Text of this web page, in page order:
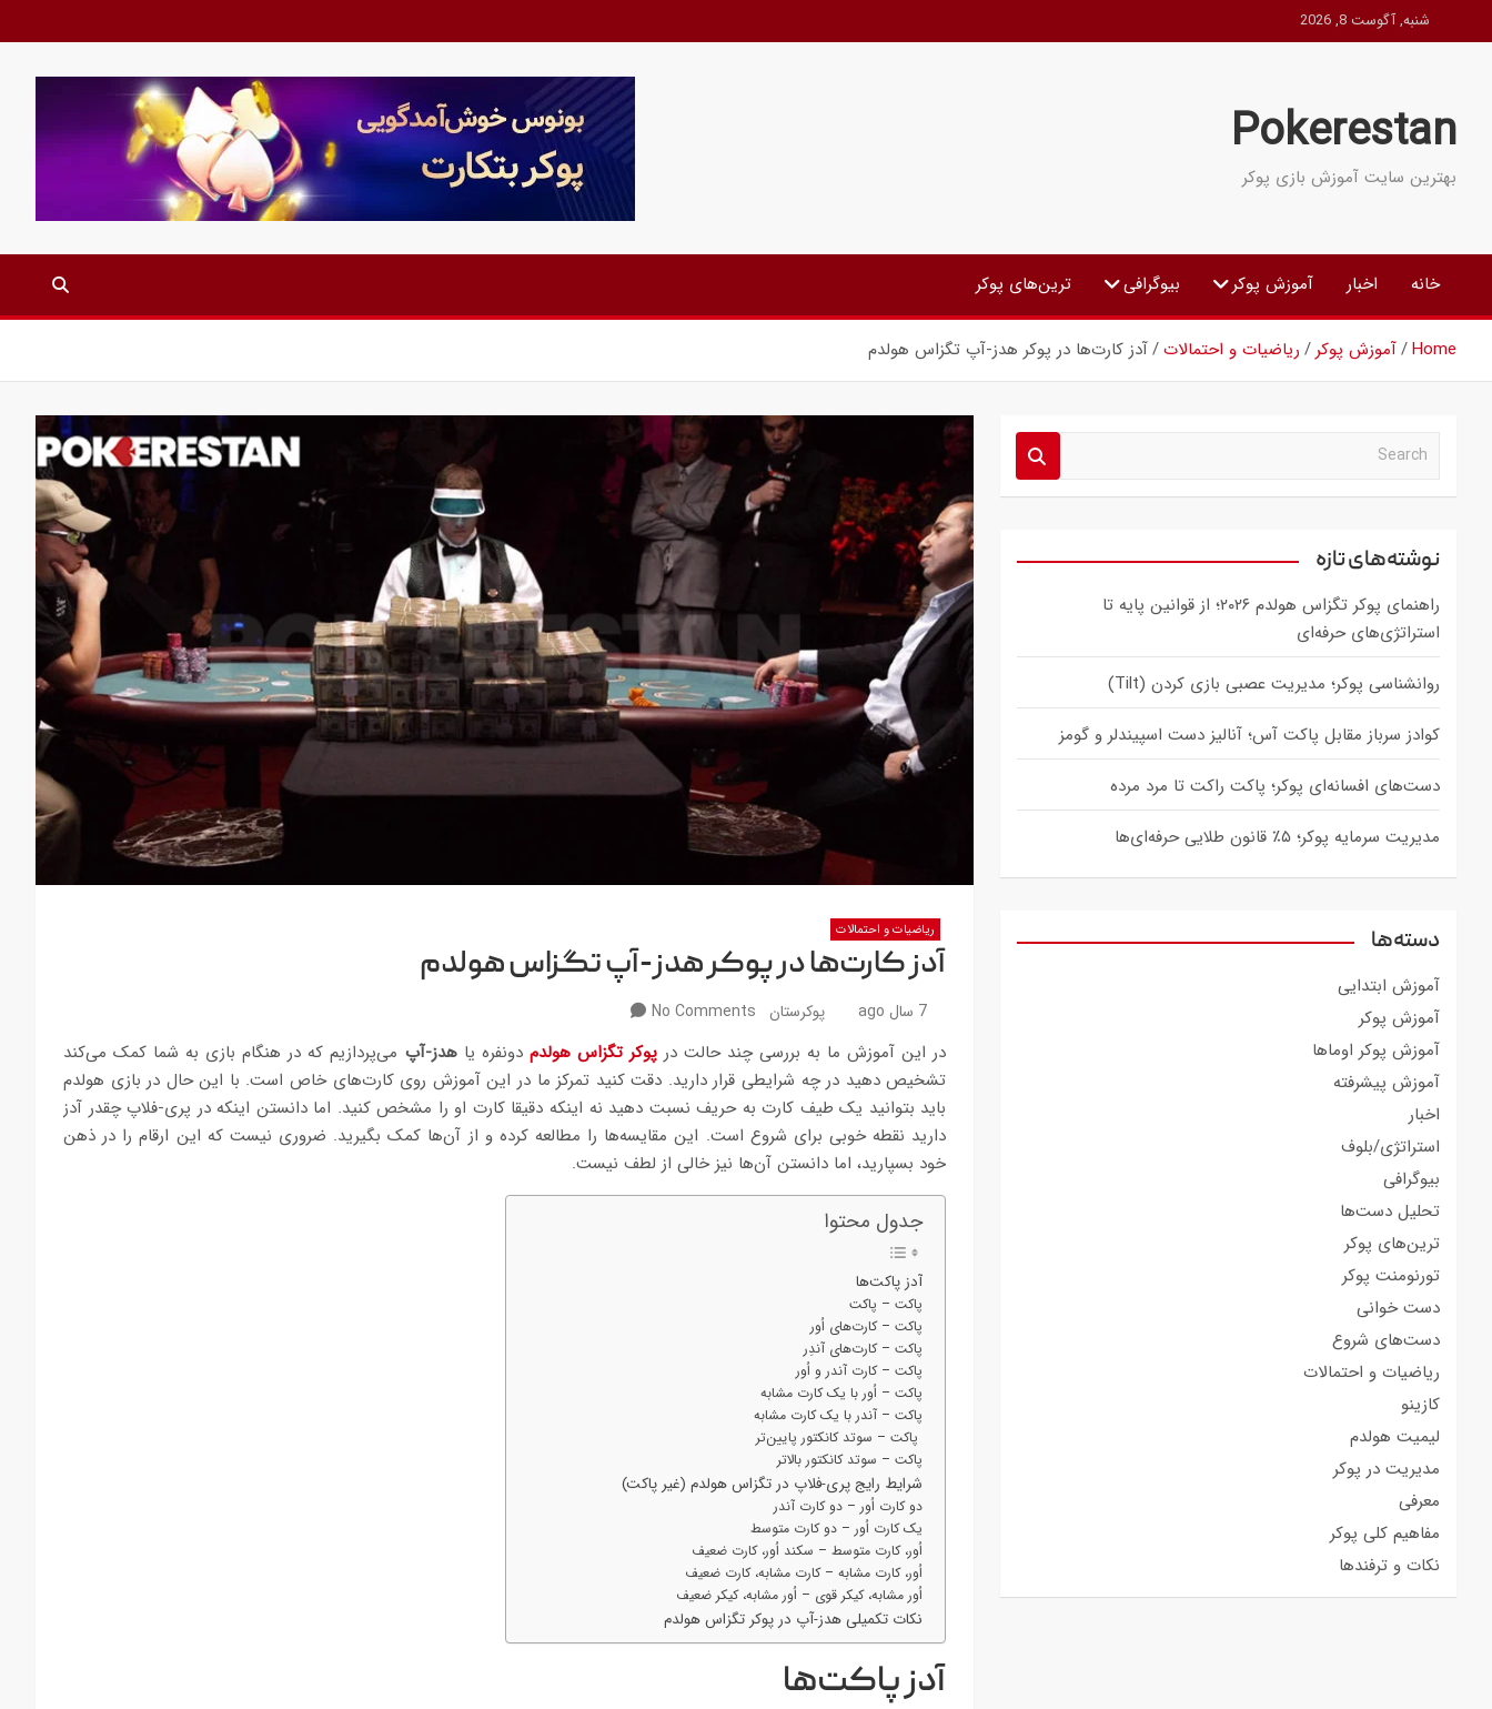
to
شنبه, آگوست 8, 2026
Pokerestan
بهترین سایت آموزش بازی پوکر
خانه اخبار آموزش پوکر بیوگرافی ترین‌های پوکر
Home آموزش پوکر ریاضیات و احتمالات آدز کارت‌ها در پوکر هدز-آپ تگزاس هولدم
ریاضیات و احتمالات
آدز کارت‌ها در پوکر هدز-آپ تگزاس هولدم
7 سال ago پوکرستان No Comments
در این آموزش ما به بررسی چند حالت درپوکر تگزاس هولدم دونفره یاهدز-آپ می‌پردازیم که در هنگام بازی به شما کمک می‌کند
تشخیص دهید در چه شرایطی قرار دارید. دقت کنید تمرکز ما در این آموزش روی کارت‌های خاص است. با این حال در بازی هولدم
باید بتوانید یک طیف کارت به حریف نسبت دهید نه اینکه دقیقا کارت او را مشخص کنید. اما دانستن اینکه در پری-فلاپ چقدر آدز
دارید نقطه خوبی برای شروع است. این مقایسه‌ها را مطالعه کرده و از آن‌ها کمک بگیرید. ضروری نیست که این ارقام را در ذهن
خود بسپارید، اما دانستن آن‌ها نیز خالی از لطف نیست.
جدول محتوا
آدز پاکت‌ها
پاکت – پاکت
پاکت – کارت‌های اُور
پاکت – کارت‌های آندِر
پاکت – کارت آندر و اُور
پاکت – اُور با یک کارت مشابه
پاکت – آندر با یک کارت مشابه
پاکت – سوتد کانکتور پایین‌تر
پاکت – سوتد کانکتور بالاتر
شرایط رایج پری-فلاپ در تگزاس هولدم (غیر پاکت)
دو کارت اُور – دو کارت آندر
یک کارت اُور – دو کارت متوسط
اُور، کارت متوسط – سکند اُور، کارت ضعیف
اُور، کارت مشابه – کارت مشابه، کارت ضعیف
‌اُور مشابه، کیکر قوی – اُور مشابه، کیکر ضعیف
نکات تکمیلی هدز-آپ در پوکر تگزاس هولدم
آدز پاکت‌ها
a
c
نوشته‌های تازه
راهنمای پوکر تگزاس هولدم ۲۰۲۶؛ از قوانین پایه تا
استراتژی‌های حرفه‌ای
روانشناسی پوکر؛ مدیریت عصبی بازی کردن (Tilt)
کوادز سرباز مقابل پاکت آس؛ آنالیز دست اسپیندلر و گومز
دست‌های افسانه‌ای پوکر؛ پاکت راکت تا مرد مرده
مدیریت سرمایه پوکر؛ ۵٪ قانون طلایی حرفه‌ای‌ها
دسته‌ها
آموزش ابتدایی
آموزش پوکر
آموزش پوکر اوماها
آموزش پیشرفته
اخبار
استراتژی/بلوف
بیوگرافی
تحلیل دست‌ها
ترین‌های پوکر
تورنومنت پوکر
دست خوانی
دست‌های شروع
ریاضیات و احتمالات
کازینو
لیمیت هولدم
مدیریت در پوکر
معرفی
مفاهیم کلی پوکر
نکات و ترفندها